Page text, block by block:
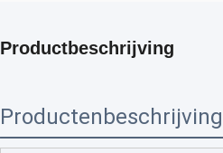
Productbeschrijving
Productenbeschrijving